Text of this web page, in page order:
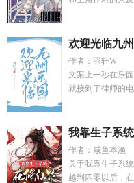
欢迎光临九
作者：羽轩W
文案上一秒在乐
就接到了律师的
我靠生子系
作者：咸鱼本渔
关于我靠生子系
越到四零以后，